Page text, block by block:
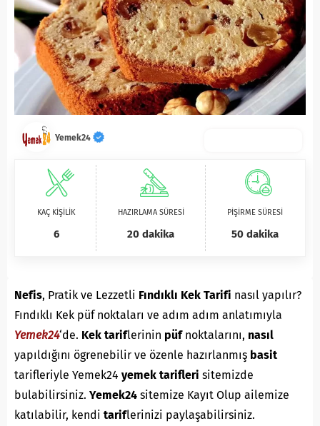
Yemek24
KAÇ KİŞİLİK
6
HAZIRLAMA SÜRESİ
20 dakika
PİŞİRME SÜRESİ
50 dakika
Nefis, Pratik ve Lezzetli Fındıklı Kek Tarifi nasıl yapılır?
Fındıklı Kek püf noktaları ve adım adım anlatımıyla
Yemek24‘de. Kek tariflerinin püfnoktalarını, nasıl
yapıldığını ögrenebilir ve özenle hazırlanmış basit
tarifleriyle Yemek24 yemek tarifleri sitemizde
bulabilirsiniz. Yemek24 sitemize Kayıt Olup ailemize
katılabilir, kendi tariflerinizi paylaşabilirsiniz.